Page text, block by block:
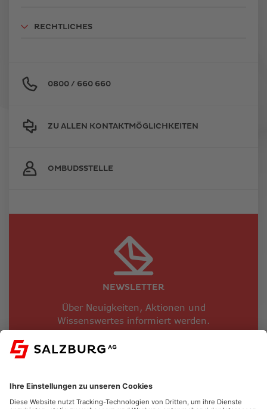
RECHTLICHES
0800 / 660 660
ZU ALLEN KONTAKTMÖGLICHKEITEN
OMBUDSSTELLE
NEWSLETTER
Über Neuigkeiten, Aktionen und
Wissenswertes informiert werden.